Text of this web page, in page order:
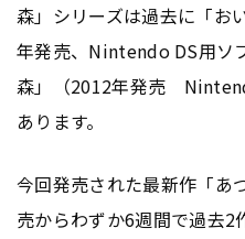
森」シリーズは過去に「お
年発売、Nintendo DS用ソ
森」（2012年発売
あります。
今回発売された最新作「あ
売からわずか6週間で過去2